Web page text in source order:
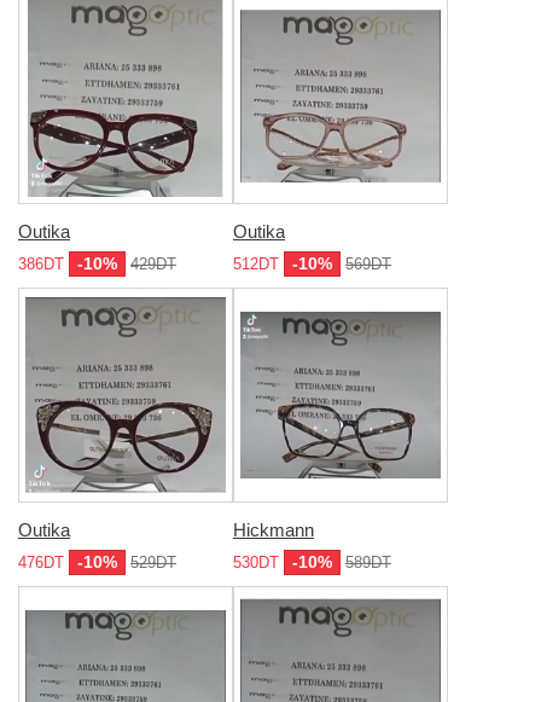
Outika
386DT -10% 429DT
Outika
512DT -10% 569DT
Outika
476DT -10% 529DT
Hickmann
530DT -10% 589DT